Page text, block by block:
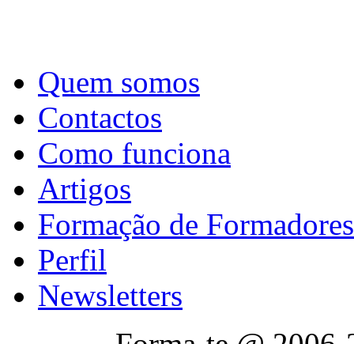
Quem somos
Contactos
Como funciona
Artigos
Formação de Formadores
Perfil
Newsletters